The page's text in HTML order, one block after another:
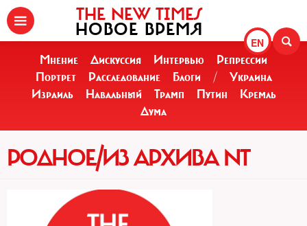
EN
THE NEW TIMES
НОВОЕ ВРЕМЯ
Мнение Дискуссия Интервью
Репрессии
Портрет
Расследование Блоги /
Украина
Израиль
Навальный Трамп Путин
Кремль
Дума
РОДНОЕ/ИЗ АРХИВА NT